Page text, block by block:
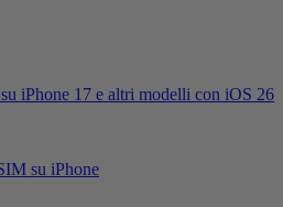
iPhone 17 e altri modelli con iOS 26
su iPhone